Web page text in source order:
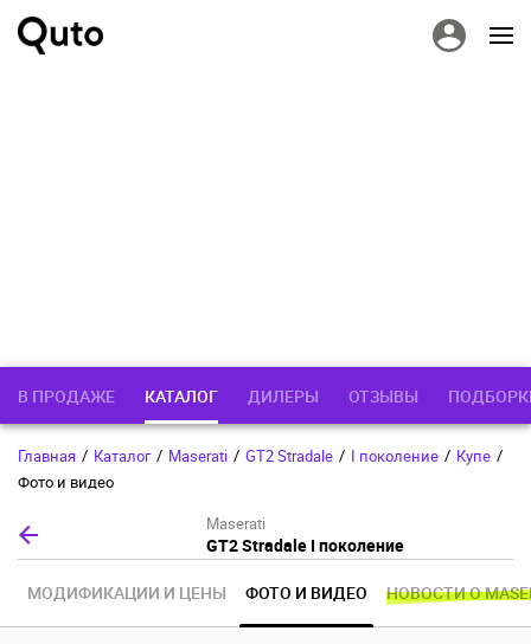
В ПРОДАЖЕ КАТАЛОГ ДИЛЕРЫ ОТЗЫВЫ
Главная / Каталог / Maserati / GT2 Stradale / I поколение / Купе /
Фото и видео
Maserati
GT2 Stradale I поколение
МОДИФИКАЦИИ И ЦЕНЫ ФОТО И ВИДЕО НОВОСТИ О